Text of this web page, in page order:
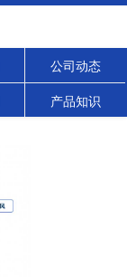
公司动态
产品知识